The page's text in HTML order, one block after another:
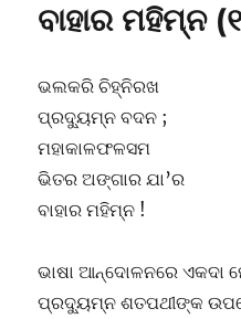
ବାହାର ମହିମ୍ନ
ଭଲକରି ଚିହ୍ନିରଖ
ପ୍ରଦ୍ୟୁମ୍ନ ବଦନ ;
ମହାକାଳଫଳସମ
ଭିତର ଅଙ୍ଗାର ଯା’ର
ବାହାର ମହିମ୍ନ !
ଭାଷା ଆନ୍ଦୋଳନରେ ଏକଦା
ପ୍ରଦ୍ୟୁମ୍ନ ଶତପଥୀଙ୍କ